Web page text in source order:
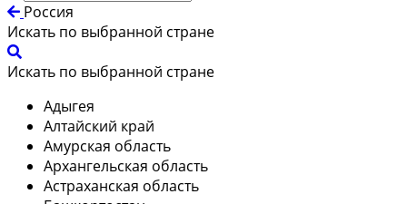
Россия
Искать по выбранной стране
Искать по выбранной стране
Адыгея
Алтайский край
Амурская область
Архангельская область
Астраханская область